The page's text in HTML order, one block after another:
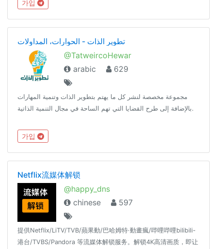
가입
تطوير الذات - الحوارات، المداولات
@TatweircoHewar
arabic
629
مجموعة مخصصة لنشر كل ما يهتم بتطوير الذات وتنمية المهارات
بالإضافة إلى طرح القضايا التي تهم الساحة في مجال التنمية الذاتية.
가입
Netflix流媒体解锁
@happy_dns
chinese
597
提供Netflix/LiTV/TVB/蘋果動/巴哈姆特·動畫瘋/哔哩哔哩bilibili-
港台/TVBS/Pandora 等流媒体解锁服务。解锁4K高清画质，即让